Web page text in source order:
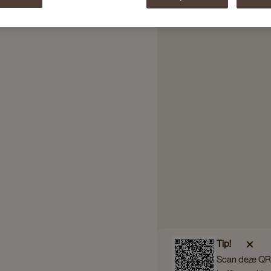
Tip!
Scan deze